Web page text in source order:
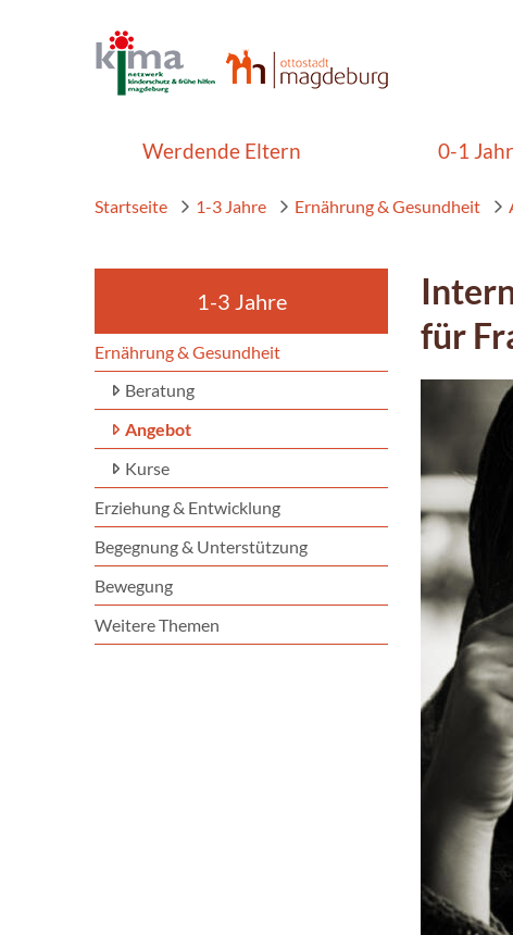
Werdende Eltern 0-1 Jahr
Startseite 1-3 Jahre Ernährung & Gesundheit
1-3 Jahre
Ernährung & Gesundheit
Beratung
Angebot
Kurse
Erziehung & Entwicklung
Begegnung & Unterstützung
Bewegung
Weitere Themen
für